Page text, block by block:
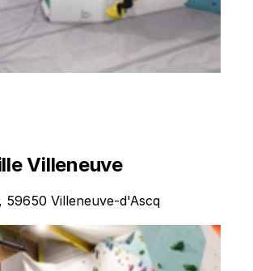
Villeneuve
59650 Villeneuve-d'Ascq